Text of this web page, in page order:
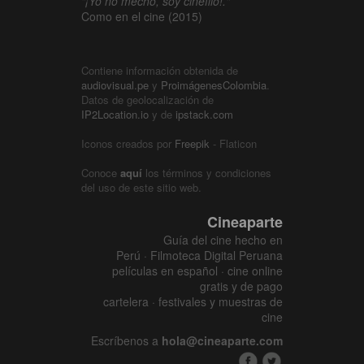
Como en el cine (2015)
Contiene información obtenida de
audiovisual.pe y ProimágenesColombia.
Datos de geolocalización de
IP2Location.io y de ipstack.com
Iconos creados por Freepik - Flaticon
Conoce aquí los términos y condiciones
del uso de este sitio web.
Cineaparte
Guía del cine hecho en
Perú · Filmoteca Digital Peruana
películas en español · cine online
gratis y de pago
cartelera · festivales y muestras de
cine
Escríbenos a hola@cineaparte.com